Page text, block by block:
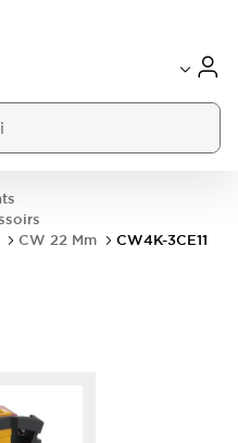
CW 22 Mm CW4K-3CE11